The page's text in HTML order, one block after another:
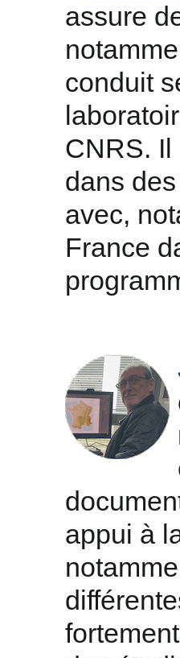
assure
conduit
CNRS.
dans
avec,
France
appui à